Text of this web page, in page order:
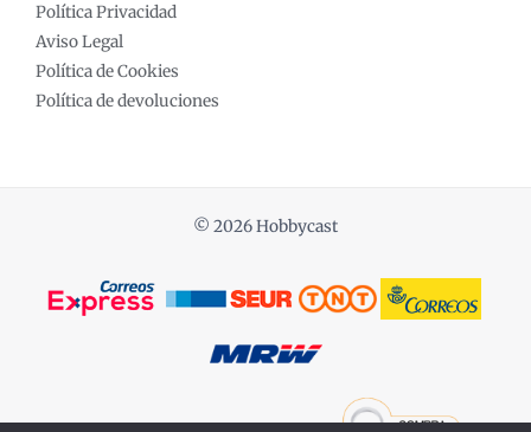
Política Privacidad
Aviso Legal
Política de Cookies
Política de devoluciones
© 2026 Hobbycast